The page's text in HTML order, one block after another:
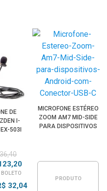
DE
I-
503I
32,04
MICROFONE ESTÉREO
ZOOM AM7 MID-SIDE
PARA DISPOSITIVOS
PRODUTO